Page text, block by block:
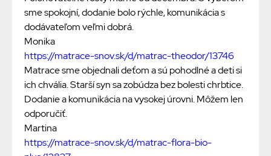
sme spokojní, dodanie bolo rýchle, komunikácia s
dodávateľom veľmi dobrá.
Monika
https://matrace-snov.sk/d/matrac-theodor/13746
Matrace sme objednali deťom a sú pohodlné a deti si
ich chvália. Starší syn sa zobúdza bez bolesti chrbtice.
Dodanie a komunikácia na vysokej úrovni. Môžem len
odporučiť.
Martina
https://matrace-snov.sk/d/matrac-flora-bio-